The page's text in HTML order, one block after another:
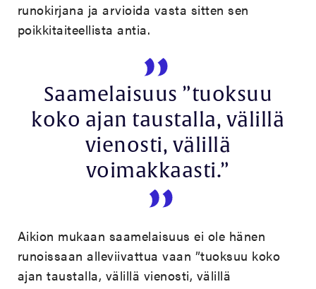
runokirjana ja arvioida vasta sitten sen
poikkitaiteellista antia.
Saamelaisuus ”tuoksuu
koko ajan taustalla, välillä
vienosti, välillä
voimakkaasti.”
Aikion mukaan saamelaisuus ei ole hänen
runoissaan alleviivattua vaan ”tuoksuu koko
ajan taustalla, välillä vienosti, välillä